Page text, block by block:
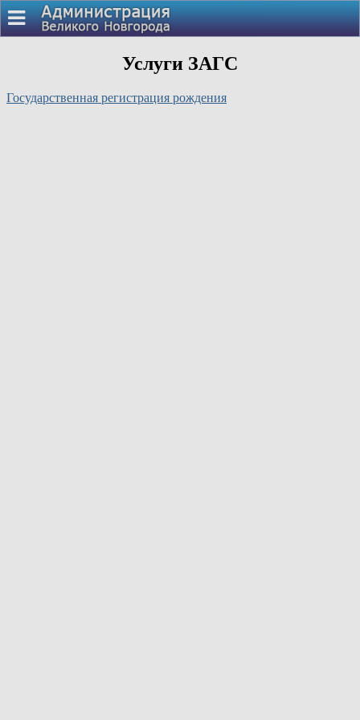
Услуги ЗАГС
Государственная регистрация рождения